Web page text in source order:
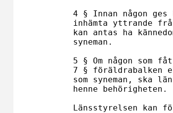
4 § Innan någon
inhämta yttrande
kan antas ha
syneman.
5 § Om någon som
7 § föräldrabalken
som syneman, ska
henne behörigheten.
Länsstyrelsen kan